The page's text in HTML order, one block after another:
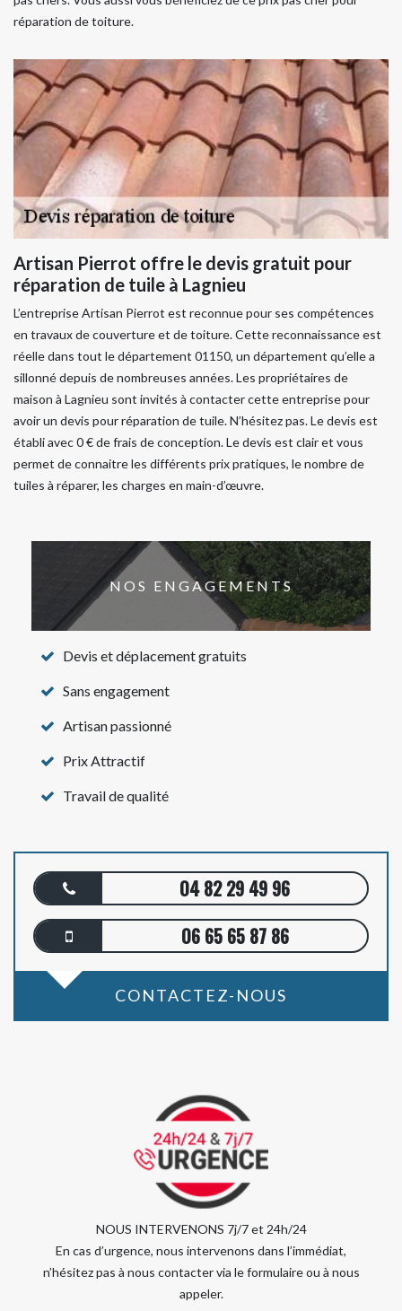
réparation de toiture.
Artisan Pierrot offre le devis gratuit pour
réparation de tuile à Lagnieu
L’entreprise Artisan Pierrot est reconnue pour ses compétences
en travaux de couverture et de toiture. Cette reconnaissance est
réelle dans tout le département 01150, un département qu’elle a
sillonné depuis de nombreuses années. Les propriétaires de
maison à Lagnieu sont invités à contacter cette entreprise pour
avoir un devis pour réparation de tuile. N’hésitez pas. Le devis est
établi avec 0 € de frais de conception. Le devis est clair et vous
permet de connaitre les différents prix pratiques, le nombre de
tuiles à réparer, les charges en main-d’œuvre.
NOS ENGAGEMENTS
Devis et déplacement gratuits
Sans engagement
Artisan passionné
Prix Attractif
Travail de qualité
04 82 29 49 96
06 65 65 87 86
CONTACTEZ-NOUS
NOUS INTERVENONS 7j/7 et 24h/24
En cas d’urgence, nous intervenons dans l’immédiat,
n’hésitez pas à nous contacter via le formulaire ou à nous
appeler.